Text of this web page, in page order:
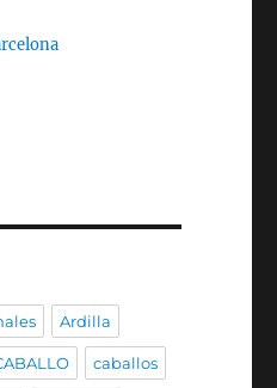
Ardilla
caballos